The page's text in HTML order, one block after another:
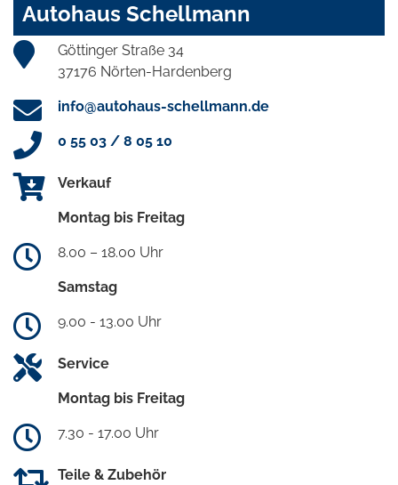
Autohaus Schellmann
Göttinger Straße 34
37176 Nörten-Hardenberg
info@autohaus-schellmann.de
0 55 03 / 8 05 10
Verkauf
Montag bis Freitag
8.00 – 18.00 Uhr
Samstag
9.00 - 13.00 Uhr
Service
Montag bis Freitag
7.30 - 17.00 Uhr
Teile & Zubehör